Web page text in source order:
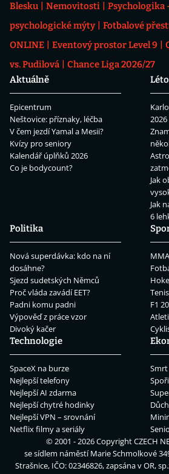
Blesku
Nemovitosti
Psychologika
psychologické mýty
Fotbalové
ONLINE
Eventový prostor Level 9
vs. Pudilová
Chance Liga 2026/27
Aktuálně
Epicentrum
Neštovice: příznaky, léčba
V čem jezdí Yamal a Mesii?
Kvízy pro seniory
Kalendář úplňků 2026
Co je bodycount?
2026
Jak
Jak
6
Politika
Nová superdávka: kdo na ní
dosáhne?
Sjezd sudetských Němců
Proč vláda zavádí EET?
Padni komu padni
Výpověď z práce vzor
Divoký kačer
MMA
F1
Technologie
SpaceX na burze
Nejlepší telefony
Nejlepší AI zdarma
Nejlepší chytré hodinky
Nejlepší VPN – srovnání
Netflix filmy a seriály
Smrt
© 2001 - 2026 CopyrightCZECH
se sídlem náměstí Marie Schmolkové
Strašnice, IČO: 02346826, zapsána v OR,